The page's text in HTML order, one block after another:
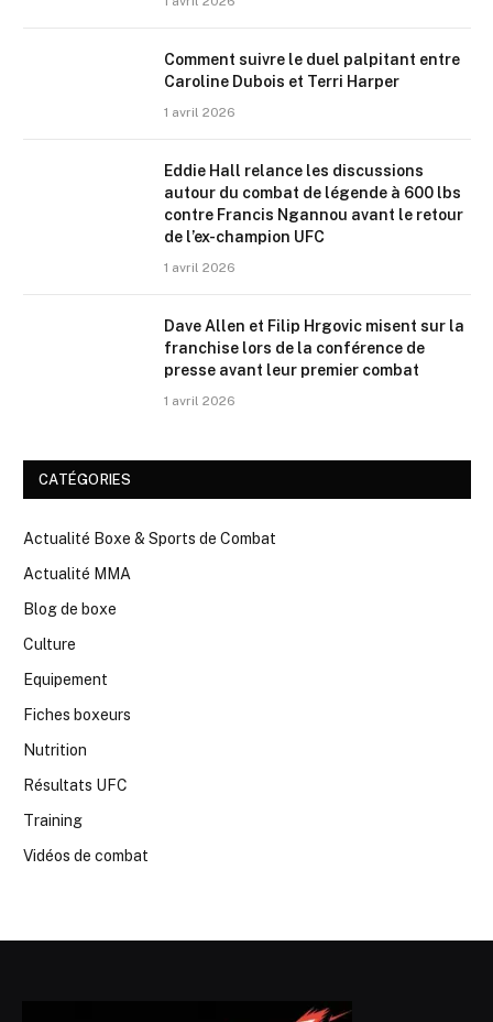
Comment suivre le duel palpitant entre
Caroline Dubois et Terri Harper
1 avril 2026
Eddie Hall relance les discussions
autour du combat de légende à 600 lbs
contre Francis Ngannou avant le retour
de l’ex-champion UFC
1 avril 2026
Dave Allen et Filip Hrgovic misent sur la
franchise lors de la conférence de
presse avant leur premier combat
1 avril 2026
CATÉGORIES
Actualité Boxe & Sports de Combat
Actualité MMA
Blog de boxe
Culture
Equipement
Fiches boxeurs
Nutrition
Résultats UFC
Training
Vidéos de combat